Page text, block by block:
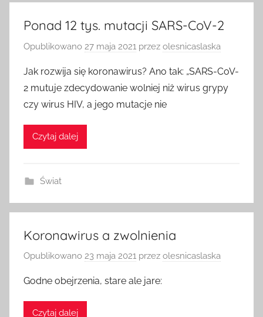
Ponad 12 tys. mutacji SARS-CoV-2
Opublikowano 27 maja 2021 przez olesnicaslaska
Jak rozwija się koronawirus? Ano tak: „SARS-CoV-
2 mutuje zdecydowanie wolniej niż wirus grypy
czy wirus HIV, a jego mutacje nie
Czytaj dalej
Świat
Koronawirus a zwolnienia
Opublikowano 23 maja 2021 przez olesnicaslaska
Godne obejrzenia, stare ale jare: